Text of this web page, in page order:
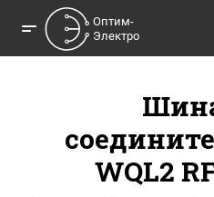
Оптим-
Электро
WQL2